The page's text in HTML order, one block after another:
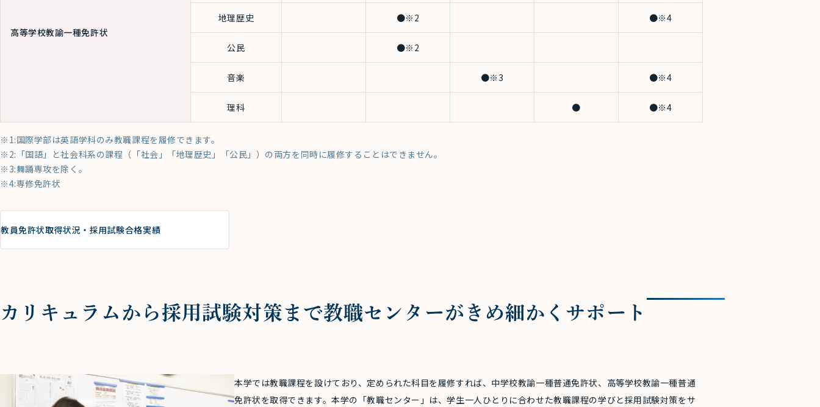
高等学校教諭一種免許状
地理歴史 ●※2 ●※4
公民 ●※2
音楽 ●※3 ●※4
理科 ● ●※4
※1:国際学部は英語学科のみ教職課程を履修できます。
※2:「国語」と社会科系の課程（「社会」「地理歴史」「公民」）の両方を同時に履修することはできません。
※3:舞踊専攻を除く。
※4:専修免許状
教員免許状取得状況・採用試験合格実績
カリキュラムから採用試験対策まで教職センターがきめ細かくサポート
本学では教職課程を設けており、定められた科目を履修すれば、中学校教諭一種普通免許状、高等学校教諭一種普通
免許状を取得できます。本学の「教職センター」は、学生一人ひとりに合わせた教職課程の学びと採用試験対策をサ